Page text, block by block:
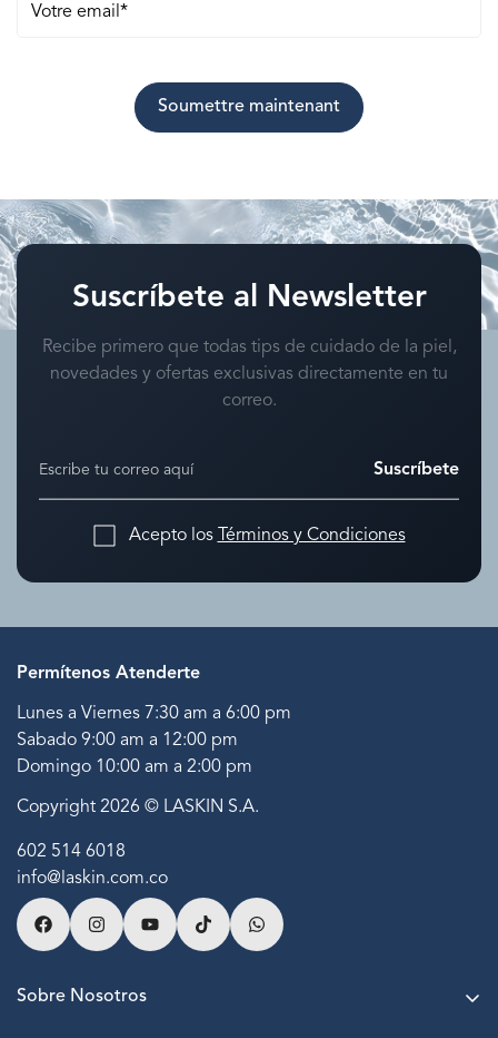
Suscríbete al Newsletter
Recibe primero que todas tips de cuidado de la piel,
novedades y ofertas exclusivas directamente en tu
correo.
Suscríbete
Acepto los Términos y Condiciones
Permítenos Atenderte
Lunes a Viernes 7:30 am a 6:00 pm
Sabado 9:00 am a 12:00 pm
Domingo 10:00 am a 2:00 pm
Copyright 2026 © LASKIN S.A.
602 514 6018
info@laskin.com.co
Sobre Nosotros